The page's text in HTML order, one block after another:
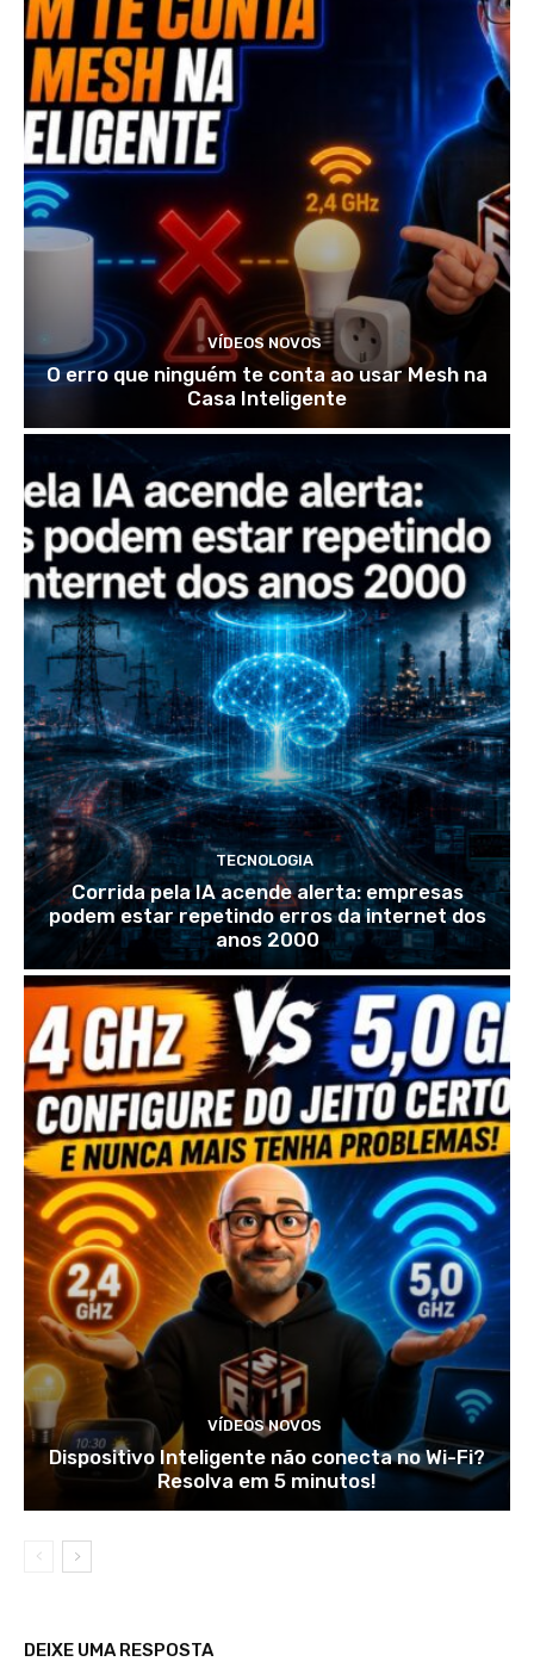
VÍDEOS NOVOS
O erro que ninguém te conta ao usar Mesh na
Casa Inteligente
TECNOLOGIA
Corrida pela IA acende alerta: empresas
podem estar repetindo erros da internet dos
anos 2000
VÍDEOS NOVOS
Dispositivo Inteligente não conecta no Wi-Fi?
Resolva em 5 minutos!
DEIXE UMA RESPOSTA